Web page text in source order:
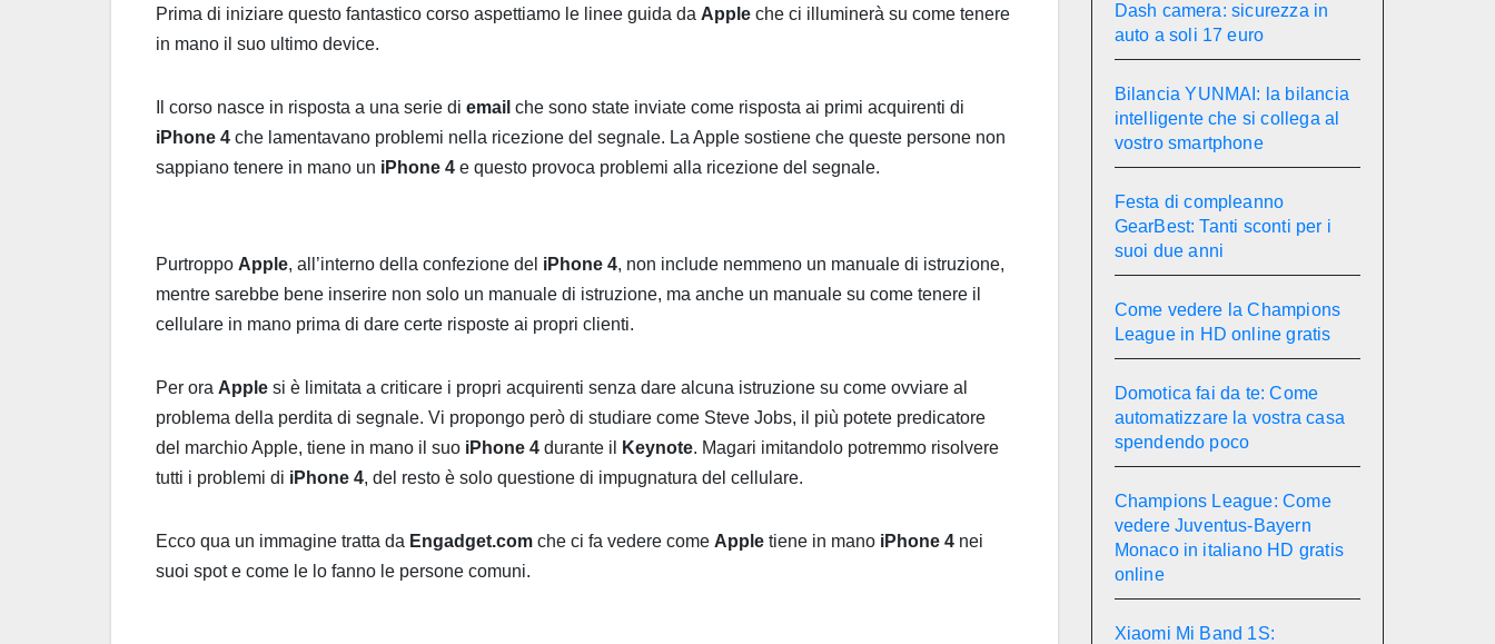
Prima di iniziare questo fantastico corso aspettiamo le linee guida da Apple che ci illuminerà su come tenere
in mano il suo ultimo device.
Il corso nasce in risposta a una serie di email che sono state inviate come risposta ai primi acquirenti di
iPhone 4 che lamentavano problemi nella ricezione del segnale. La Apple sostiene che queste persone non
sappiano tenere in mano un iPhone 4 e questo provoca problemi alla ricezione del segnale.
Purtroppo Apple, all’interno della confezione del iPhone 4, non include nemmeno un manuale di istruzione,
mentre sarebbe bene inserire non solo un manuale di istruzione, ma anche un manuale su come tenere il
cellulare in mano prima di dare certe risposte ai propri clienti.
Per ora Apple si è limitata a criticare i propri acquirenti senza dare alcuna istruzione su come ovviare al
problema della perdita di segnale. Vi propongo però di studiare come Steve Jobs, il più potete predicatore
del marchio Apple, tiene in mano il suo iPhone 4 durante il Keynote. Magari imitandolo potremmo risolvere
tutti i problemi di iPhone 4, del resto è solo questione di impugnatura del cellulare.
Ecco qua un immagine tratta da Engadget.com che ci fa vedere come Apple tiene in mano iPhone 4 nei
suoi spot e come le lo fanno le persone comuni.
Dash camera: sicurezza in
auto a soli 17 euro
Bilancia YUNMAI: la bilancia
intelligente che si collega al
vostro smartphone
Festa di compleanno
GearBest: Tanti sconti per i
suoi due anni
Come vedere la Champions
League in HD online gratis
Domotica fai da te: Come
automatizzare la vostra casa
spendendo poco
Champions League: Come
vedere Juventus-Bayern
Monaco in italiano HD gratis
online
Xiaomi Mi Band 1S: